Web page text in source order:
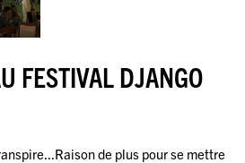
FESTIVAL DJANGO
de plus pour se mettre